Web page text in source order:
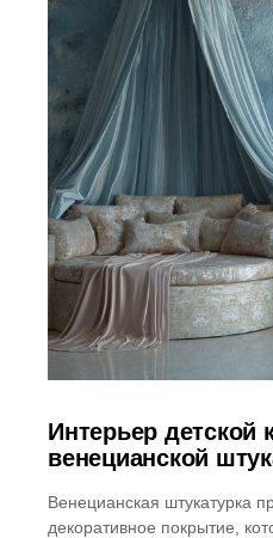
Интерьер детской
венецианской
Венецианская штукатурка
декоративное покрытие,